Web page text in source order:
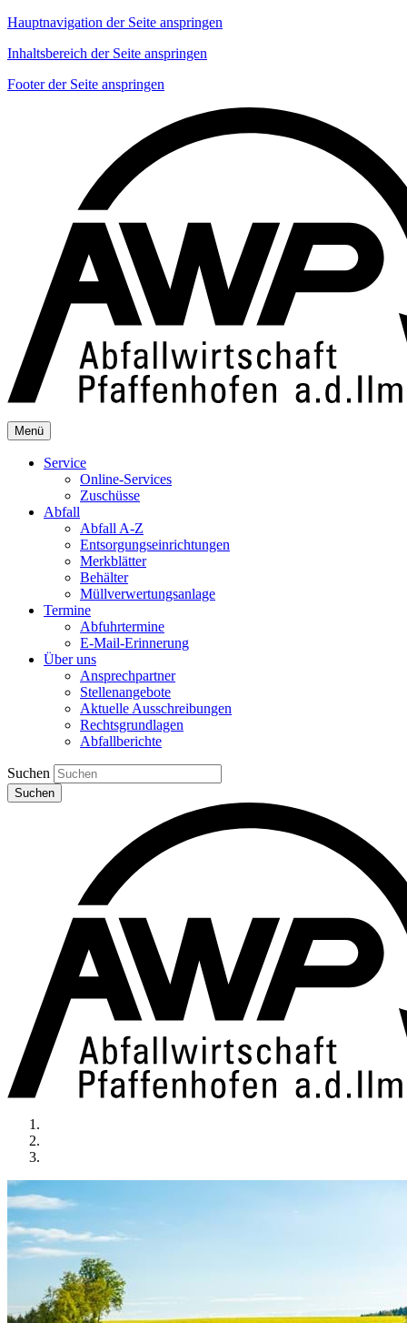
Hauptnavigation der Seite anspringen
Inhaltsbereich der Seite anspringen
Footer der Seite anspringen
Menü
Service
Online-Services
Zuschüsse
Abfall
Abfall A-Z
Entsorgungseinrichtungen
Merkblätter
Behälter
Müllverwertungsanlage
Termine
Abfuhrtermine
E-Mail-Erinnerung
Über uns
Ansprechpartner
Stellenangebote
Aktuelle Ausschreibungen
Rechtsgrundlagen
Abfallberichte
Suchen
Suchen